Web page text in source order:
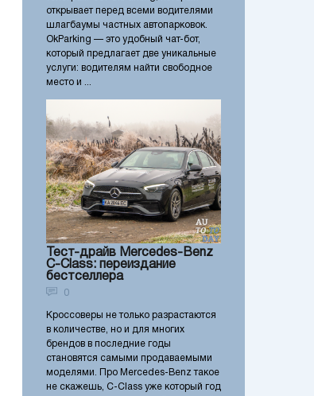
открывает перед всеми водителями
шлагбаумы частных автопарковок.
OkParking — это удобный чат-бот,
который предлагает две уникальные
услуги: водителям найти свободное
место и ...
Тест-драйв Mercedes-Benz
C-Class: переиздание
бестселлера
0
Кроссоверы не только разрастаются
в количестве, но и для многих
брендов в последние годы
становятся самыми продаваемыми
моделями. Про Mercedes-Benz такое
не скажешь, C-Class уже который год